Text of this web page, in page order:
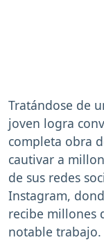
Tratándose de
joven logra
completa obra
cautivar a
de sus redes
Instagram,
recibe millones
notable trabajo.